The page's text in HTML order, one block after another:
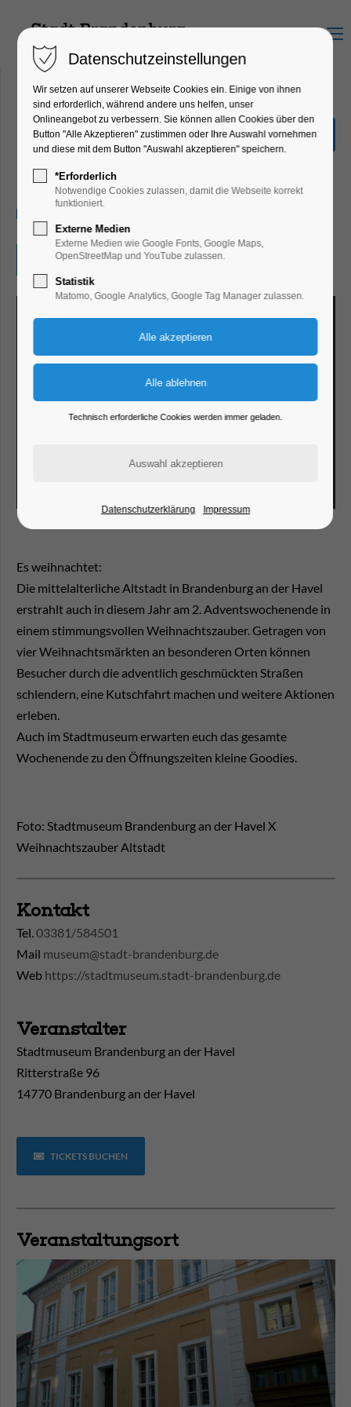
Menu
Weihnachtszauber
Altstadt im Frey-Haus
Kinder, Jugend, Kunst
Eintritt frei
Es weihnachtet:
Die mittelalterliche Altstadt in Brandenburg an der Havel
erstrahlt auch in diesem Jahr am 2. Adventswochenende in
einem stimmungsvollen Weihnachtszauber. Getragen von
vier Weihnachtsmärkten an besonderen Orten können
Besucher durch die adventlich geschmückten Straßen
schlendern, eine Kutschfahrt machen und weitere Aktionen
erleben.
Auch im Stadtmuseum erwarten euch das gesamte
Wochenende zu den Öffnungszeiten kleine Goodies.
Foto: Stadtmuseum Brandenburg an der Havel X
Weihnachtszauber Altstadt
Kontakt
Tel.03381/584501
Mail museum@stadt-brandenburg.de
Web https://stadtmuseum.stadt-brandenburg.de
Veranstalter
Stadtmuseum Brandenburg an der Havel
Ritterstraße 96
14770 Brandenburg an der Havel
TICKETS BUCHEN
Veranstaltungsort
Datenschutzeinstellungen
Wir setzen auf unserer Webseite Cookies ein. Einige von ihnen
sind erforderlich, während andere uns helfen, unser
Onlineangebot zu verbessern. Sie können allen Cookies über den
Button "Alle Akzeptieren" zustimmen oder Ihre Auswahl vornehmen
und diese mit dem Button "Auswahl akzeptieren" speichern.
*Erforderlich
Notwendige Cookies zulassen, damit die Webseite korrekt
funktioniert.
Externe Medien
Externe Medien wie Google Fonts, Google Maps,
OpenStreetMap und YouTube zulassen.
Statistik
Matomo, Google Analytics, Google Tag Manager zulassen.
Technisch erforderliche Cookies werden immer geladen.
Datenschutzerklärung Impressum